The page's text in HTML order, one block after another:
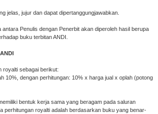
jelas, jujur dan dapat dipertanggungjawabkan.
Penulis dengan Penerbit akan diperoleh hasil berupa
buku terbitan ANDI.
royalti sebagai berikut:
10%, dengan perhitungan: 10% x harga jual x oplah (potong
bentuk kerja sama yang beragam pada saluran
perhitungan royalti adalah berdasarkan buku yang benar-